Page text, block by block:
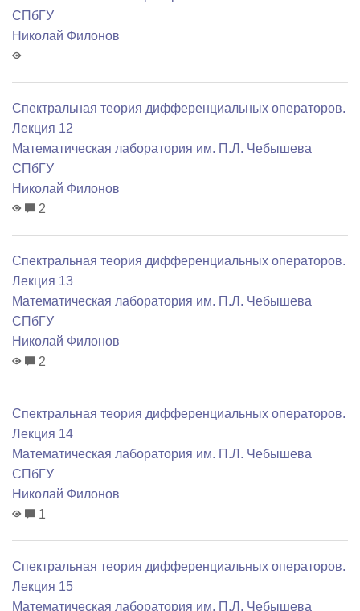
СПбГУ
Николай Филонов
Спектральная теория дифференциальных операторов.
Лекция 12
Математичеcкая лаборатория им. П.Л. Чебышева
СПбГУ
Николай Филонов
2
Спектральная теория дифференциальных операторов.
Лекция 13
Математичеcкая лаборатория им. П.Л. Чебышева
СПбГУ
Николай Филонов
2
Спектральная теория дифференциальных операторов.
Лекция 14
Математичеcкая лаборатория им. П.Л. Чебышева
СПбГУ
Николай Филонов
1
Спектральная теория дифференциальных операторов.
Лекция 15
Математичеcкая лаборатория им. П.Л. Чебышева